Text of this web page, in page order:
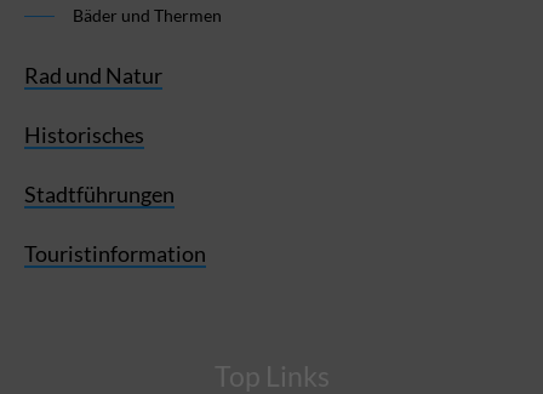
Bäder und Thermen
Rad und Natur
Historisches
Stadtführungen
Touristinformation
Top Links